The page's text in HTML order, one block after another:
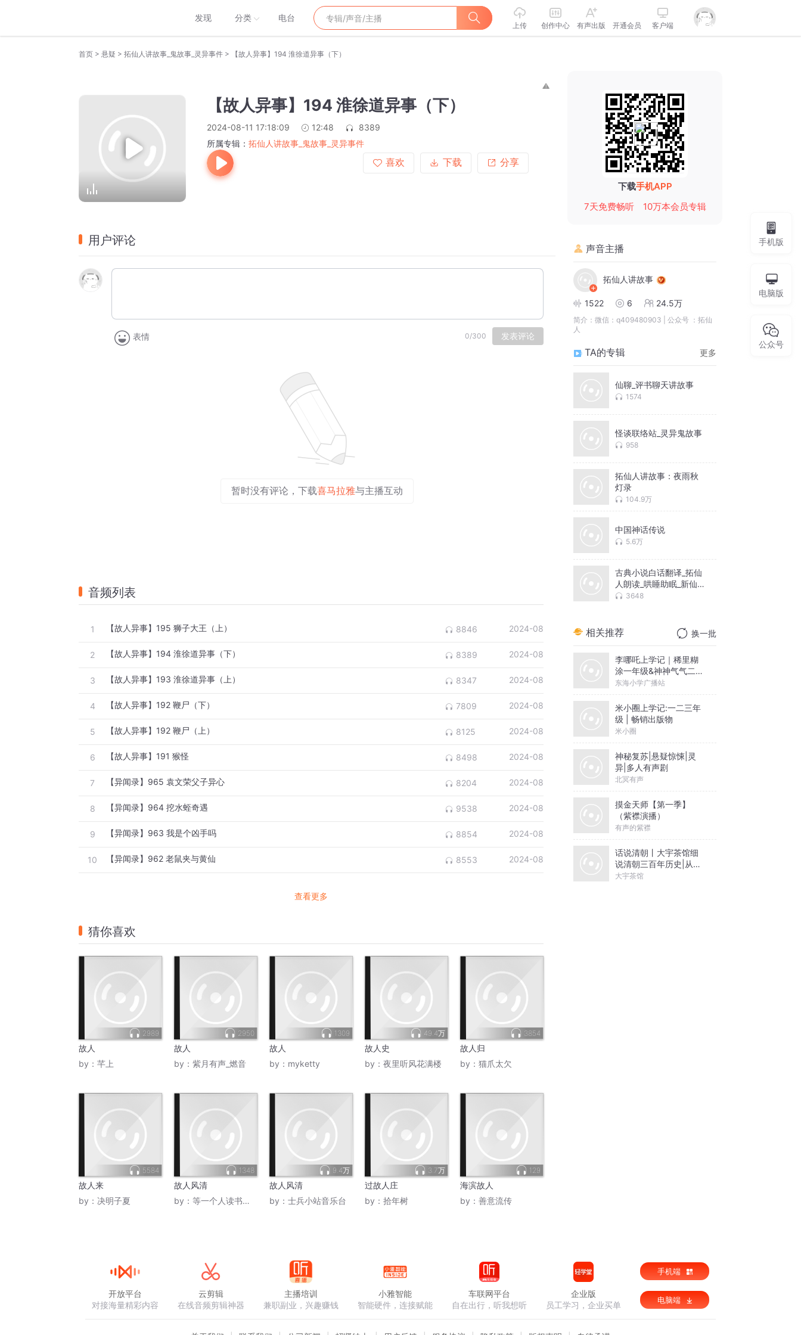
发现 分类 电台
上传 创作中心 有声出版 开通会员 客户端
首页 > 悬疑 > 拓仙人讲故事_鬼故事_灵异事件 > 【故人异事】194 淮徐道异事（下）
【故人异事】194 淮徐道异事（下）
2024-08-11 17:18:09 12:48
8389
所属专辑： 拓仙人讲故事_鬼故事_灵异事件
喜欢
下载 分享
用户评论
表情 0/300 发表评论
暂时没有评论，下载喜马拉雅与主播互动
音频列表
1 【故人异事】195 狮子大王（上） 8846 2024-08
2 【故人异事】194 淮徐道异事（下） 8389 2024-08
3 【故人异事】193 淮徐道异事（上） 8347 2024-08
4 【故人异事】192 鞭尸（下） 7809 2024-08
5 【故人异事】192 鞭尸（上） 8125 2024-08
6 【故人异事】191 猴怪 8498 2024-08
7 【异闻录】965 袁文荣父子异心 8204 2024-08
8 【异闻录】964 挖水蛭奇遇 9538 2024-08
9 【异闻录】963 我是个凶手吗 8854 2024-08
10 【异闻录】962 老鼠夹与黄仙 8553 2024-08
查看更多
猜你喜欢
2989
故人
by： 芊上
2950
故人
by： 紫月有声_燃音
1309
故人
by： myketty
49.4万
故人史
by： 夜里听风花满楼
3854
故人归
by： 猫爪太欠
5584
故人来
by： 决明子夏
1348
故人风清
by： 等一个人读书官播
9.4万
故人风清
by： 士兵小站音乐台
3.7万
过故人庄
by： 拾年树
129
海滨故人
by： 善意流传
下载手机APP
7天免费畅听
10万本会员专辑
声音主播
拓仙人讲故事
1522 6 24.5万
简介： 微信：q409480903 | 公众号 ：拓仙
人
TA的专辑 更多
仙聊_评书聊天讲故事
1574
怪谈联络站_灵异鬼故事
958
拓仙人讲故事：夜雨秋
灯录
104.9万
中国神话传说
5.6万
古典小说白话翻译_拓仙
人朗读_哄睡助眠_新仙
古籍3648
相关推荐 换一批
李哪吒上学记｜稀里糊
涂一年级&神神气气二年
级
东海小学广播站
米小圈上学记:一二三年
级 | 畅销出版物
米小圈
神秘复苏|悬疑惊悚|灵
异|多人有声剧
北冥有声
摸金天师【第一季】
（紫襟演播）
有声的紫襟
话说清朝丨大宇茶馆细
说清朝三百年历史|从努
尔哈赤到末代皇帝溥仪|
大宇茶馆
手机版
电脑版
公众号
开放平台
对接海量精彩内容
云剪辑
在线音频剪辑神器
主播培训
兼职副业，兴趣赚钱
小雅智能
智能硬件，连接赋能
车联网平台
自在出行，听我想听
企业版
员工学习，企业买单
手机端
电脑端